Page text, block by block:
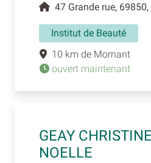
47 Grande rue,
Institut de Beauté
10 km de Mornant
ouvert maintenant
GEAY
NOELLE